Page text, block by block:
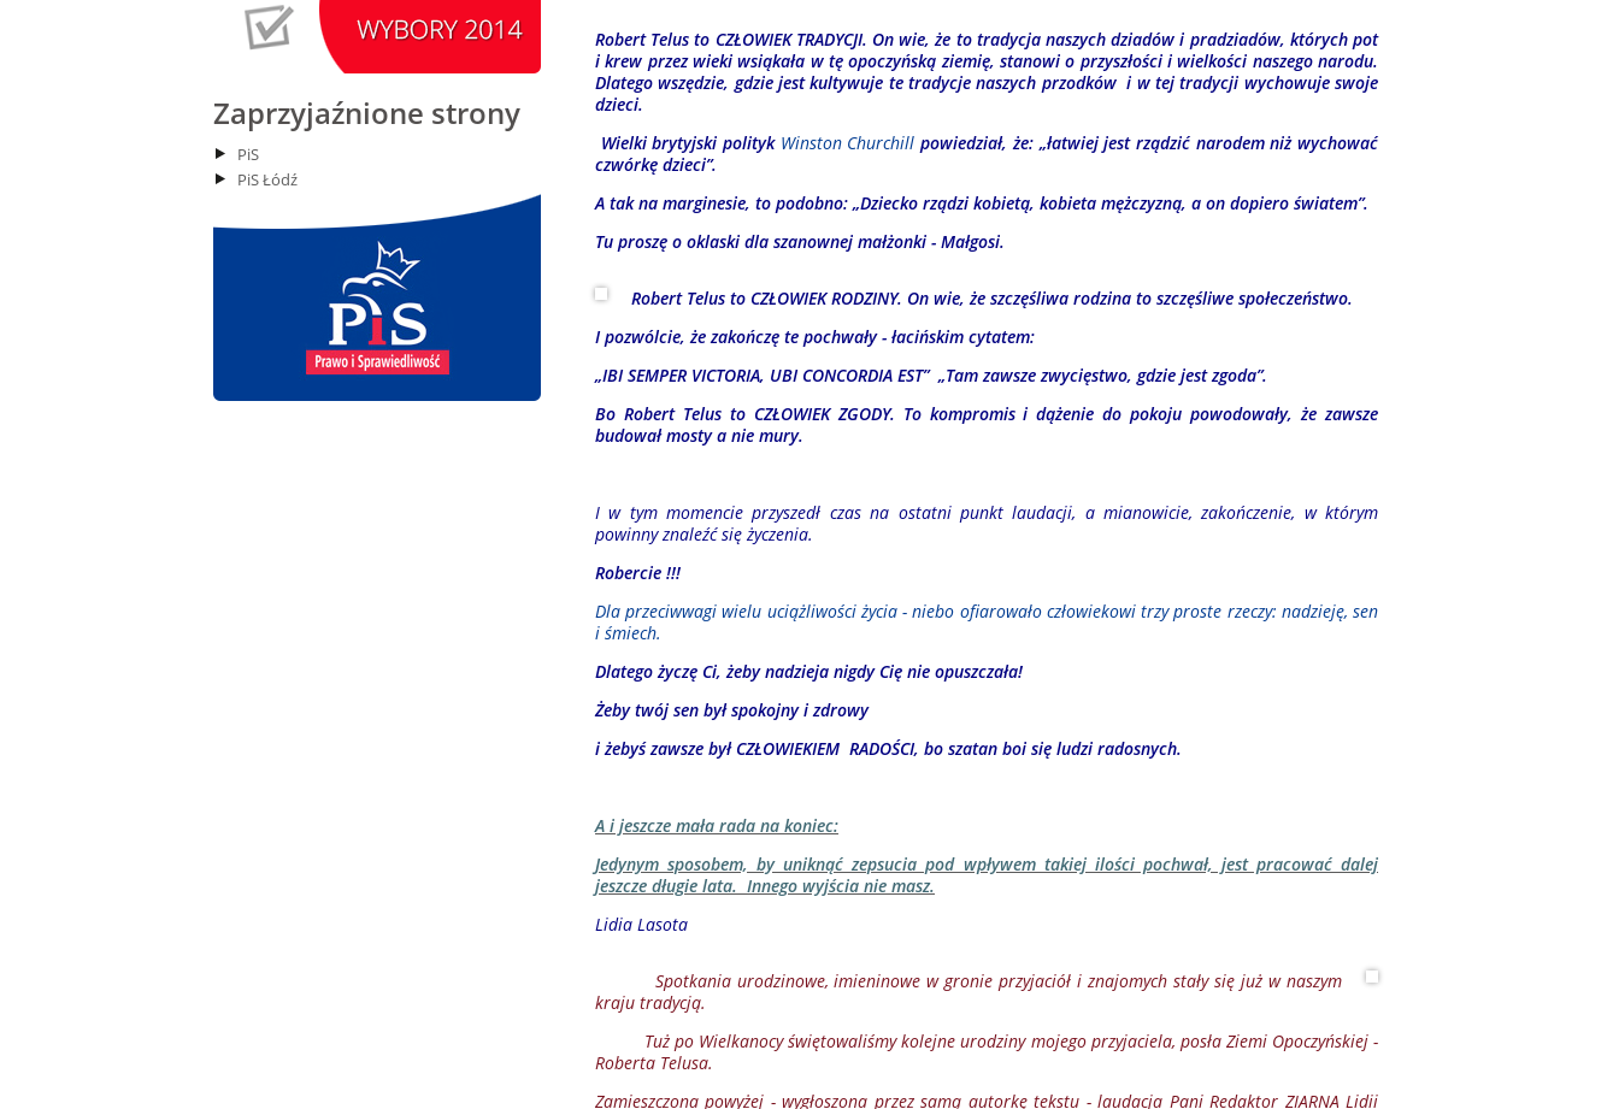
14
Kiernozia
SIERPIEŃ
15
Wojska Polskiego.
Łódź
czytaj więcej
Chrzanisko.
Zaprzyjaźnione strony
PiS
PiS Łódź
Robert Telus to CZŁOWIEK TRADYCJI. On wie, że to tradycja naszych dziadów i pradziadów, których pot
i krew przez wieki wsiąkała w tę opoczyńską ziemię, stanowi o przyszłości i wielkości naszego narodu.
Dlatego wszędzie, gdzie jest kultywuje te tradycje naszych przodków i w tej tradycji wychowuje swoje
dzieci.
Wielki brytyjski polityk Winston Churchill powiedział, że: „łatwiej jest rządzić narodem niż wychować
czwórkę dzieci”.
A tak na marginesie, to podobno: „Dziecko rządzi kobietą, kobieta mężczyzną, a on dopiero światem”.
Tu proszę o oklaski dla szanownej małżonki - Małgosi.
Robert Telus to CZŁOWIEK RODZINY. On wie, że szczęśliwa rodzina to szczęśliwe społeczeństwo.
I pozwólcie, że zakończę te pochwały - łacińskim cytatem:
„IBI SEMPER VICTORIA, UBI CONCORDIA EST” „Tam zawsze zwycięstwo, gdzie jest zgoda”.
Bo Robert Telus to CZŁOWIEK ZGODY. To kompromis i dążenie do pokoju powodowały, że zawsze
budował mosty a nie mury.
I w tym momencie przyszedł czas na ostatni punkt laudacji, a mianowicie, zakończenie, w którym
powinny znaleźć się życzenia.
Robercie !!!
Dla przeciwwagi wielu uciążliwości życia - niebo ofiarowało człowiekowi trzy proste rzeczy: nadzieję, sen
i śmiech.
Dlatego życzę Ci, żeby nadzieja nigdy Cię nie opuszczała!
Żeby twój sen był spokojny i zdrowy
i żebyś zawsze był CZŁOWIEKIEM RADOŚCI, bo szatan boi się ludzi radosnych.
A i jeszcze mała rada na koniec:
Jedynym sposobem, by uniknąć zepsucia pod wpływem takiej ilości pochwał, jest pracować dalej
jeszcze długie lata. Innego wyjścia nie masz.
Lidia Lasota
Spotkania urodzinowe, imieninowe w gronie przyjaciół i znajomych stały się już w naszym
kraju tradycją.
Tuż po Wielkanocy świętowaliśmy kolejne urodziny mojego przyjaciela, posła Ziemi Opoczyńskiej -
Roberta Telusa.
Zamieszczona powyżej - wygłoszona przez samą autorkę tekstu - laudacja Pani Redaktor ZIARNA Lidii